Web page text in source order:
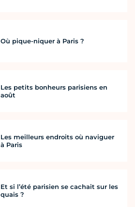
Où pique-niquer à Paris ?
Les petits bonheurs parisiens en
août
Les meilleurs endroits où naviguer
à Paris
Et si l’été parisien se cachait sur les
quais ?